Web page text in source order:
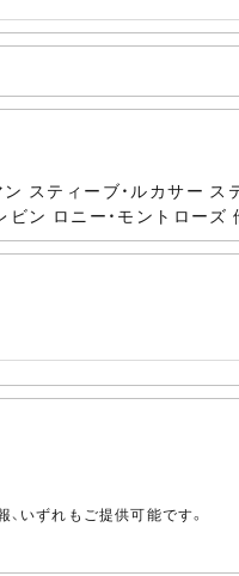
スティーブ・ルカサー
ビン ロニー・モントローズ
いずれもご提供可能です。